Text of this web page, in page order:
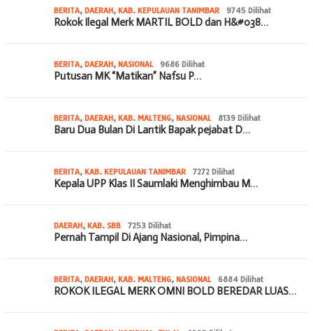
BERITA, DAERAH, KAB. KEPULAUAN TANIMBAR 9745 Dilihat
Rokok Ilegal Merk MARTIL BOLD dan H&#038…
BERITA, DAERAH, NASIONAL 9686 Dilihat
Putusan MK “Matikan” Nafsu P…
BERITA, DAERAH, KAB. MALTENG, NASIONAL 8139 Dilihat
Baru Dua Bulan Di Lantik Bapak pejabat D…
BERITA, KAB. KEPULAUAN TANIMBAR 7272 Dilihat
Kepala UPP Klas II Saumlaki Menghimbau M…
DAERAH, KAB. SBB 7253 Dilihat
Pernah Tampil Di Ajang Nasional, Pimpina…
BERITA, DAERAH, KAB. MALTENG, NASIONAL 6884 Dilihat
ROKOK ILEGAL MERK OMNI BOLD BEREDAR LUAS…